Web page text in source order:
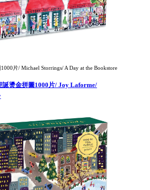
片/ Michael Storrings/ A Day at the Bookstore
誕燙金拼圖1000片/ Joy Laforme/